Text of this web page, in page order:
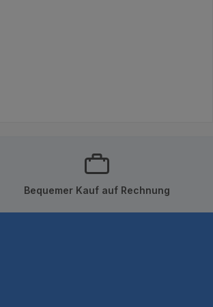
Bequemer Kauf auf Rechnung